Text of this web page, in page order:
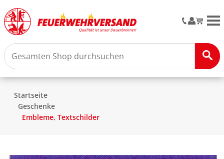
Startseite
Geschenke
Embleme, Textschilder